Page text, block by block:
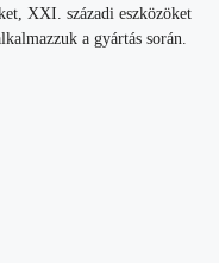
XXI. századi eszközöket
a gyártás során.